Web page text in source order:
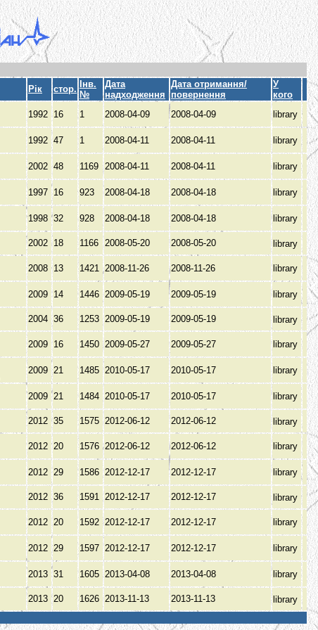
Рік стор.
Інв.
№
Дата
надходження
Дата отримання/
повернення
У
кого
1992 16 1 2008-04-09 2008-04-09 library
1992 47 1 2008-04-11 2008-04-11 library
2002 48 1169 2008-04-11 2008-04-11 library
1997 16 923 2008-04-18 2008-04-18 library
1998 32 928 2008-04-18 2008-04-18 library
2002 18 1166 2008-05-20 2008-05-20 library
2008 13 1421 2008-11-26 2008-11-26 library
2009 14 1446 2009-05-19 2009-05-19 library
2004 36 1253 2009-05-19 2009-05-19 library
2009 16 1450 2009-05-27 2009-05-27 library
2009 21 1485 2010-05-17 2010-05-17 library
2009 21 1484 2010-05-17 2010-05-17 library
2012 35 1575 2012-06-12 2012-06-12 library
2012 20 1576 2012-06-12 2012-06-12 library
2012 29 1586 2012-12-17 2012-12-17 library
2012 36 1591 2012-12-17 2012-12-17 library
2012 20 1592 2012-12-17 2012-12-17 library
2012 29 1597 2012-12-17 2012-12-17 library
2013 31 1605 2013-04-08 2013-04-08 library
2013 20 1626 2013-11-13 2013-11-13
library